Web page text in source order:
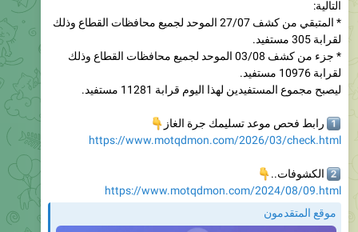
لقرابة 305 مستفيد.
* جزء من كشف 03/08 الموحد لجميع محافظات القطاع وذلك
لقرابة 10976 مستفيد.
ليصبح مجموع المستفيدين لهذا اليوم قرابة 11281 مستفيد.
رابط فحص موعد تسليمك جرة الغاز
👇
الكشوفات..
موقع المتقدمون